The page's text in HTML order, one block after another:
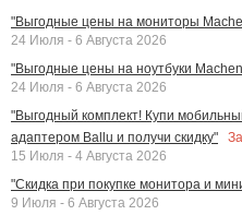
"Выгодные цены на мониторы
24 Июля - 6 Августа 2026
"Выгодные цены на ноутбуки
24 Июля - 6 Августа 2026
"Выгодный комплект! Купи
адаптером Ballu и получи скидку"
15 Июля - 4 Августа 2026
"Скидка при покупке монитора и
9 Июля - 6 Августа 2026